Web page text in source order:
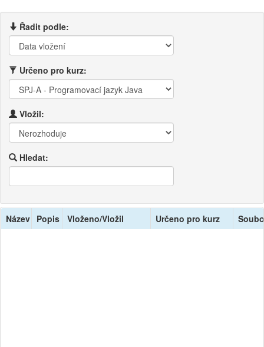
Řadit podle:
Určeno pro kurz:
Vložil:
Hledat:
Název Popis Vloženo/Vložil Určeno pro kurz